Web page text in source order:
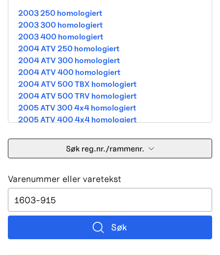
2003 250 homologiert
2003 300 homologiert
2003 400 homologiert
2004 ATV 250 homologiert
2004 ATV 300 homologiert
2004 ATV 400 homologiert
2004 ATV 500 TBX homologiert
2004 ATV 500 TRV homologiert
2005 ATV 300 4x4 homologiert
2005 ATV 400 4x4 homologiert
2005 ATV 500 TRV homologiert
2005 ATV 500i 4x4A homologiert
2005 DVX 400 street homologiert
2006 250 Utility Street Legal
2006 400 Street Legal
2006 400 3in1 Street Legal
2006 400 dvx street-2x4 homologated b390b
2006 500 4x4A Street Legal
Søk reg.nr./rammenr.
Varenummer eller varetekst
Søk